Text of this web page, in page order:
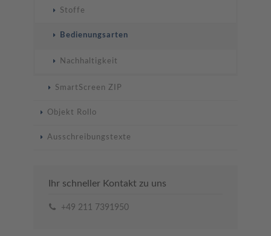
Stoffe
Bedienungsarten
Nachhaltigkeit
SmartScreen ZIP
Objekt Rollo
Ausschreibungstexte
Ihr schneller Kontakt zu uns
+49 211 7391950